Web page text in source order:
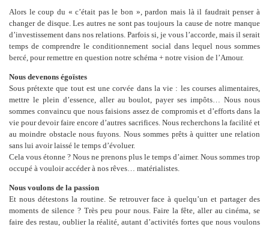
Alors le coup du « c’était pas le bon », pardon mais là il faudrait penser à
changer de disque. Les autres ne sont pas toujours la cause de notre manque
d’investissement dans nos relations. Parfois si, je vous l’accorde, mais il serait
temps de comprendre le conditionnement social dans lequel nous sommes
bercé, pour remettre en question notre schéma + notre vision de l’Amour.
Nous devenons égoïstes
Sous prétexte que tout est une corvée dans la vie : les courses alimentaires,
mettre le plein d’essence, aller au boulot, payer ses impôts… Nous nous
sommes convaincu que nous faisions assez de compromis et d’efforts dans la
vie pour devoir faire encore d’autres sacrifices. Nous recherchons la facilité et
au moindre obstacle nous fuyons. Nous sommes prêts à quitter une relation
sans lui avoir laissé le temps d’évoluer.
Cela vous étonne ? Nous ne prenons plus le temps d’aimer. Nous sommes trop
occupé à vouloir accéder à nos rêves… matérialistes.
Nous voulons de la passion
Et nous détestons la routine. Se retrouver face à quelqu’un et partager des
moments de silence ? Très peu pour nous. Faire la fête, aller au cinéma, se
faire des restau, oublier la réalité, autant d’activités fortes que nous voulons